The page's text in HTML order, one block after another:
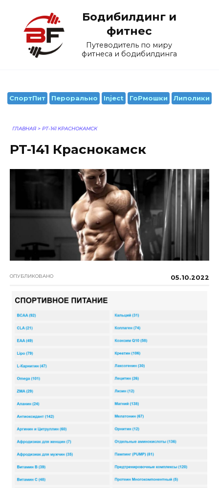
содержанию
Бодибилдинг и
фитнес
Путеводитель по миру
фитнеса и бодибилдинга
СпортПит Перорально Inject ГоРмошки Липолики
ГЛАВНАЯ > PT-141 КРАСНОКАМСК
PT-141 Краснокамск
ОПУБЛИКОВАНО 05.10.2022